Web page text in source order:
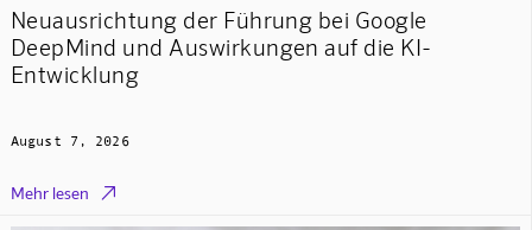
Neuausrichtung der Führung bei Google
DeepMind und Auswirkungen auf die KI-
Entwicklung
August 7, 2026
Mehr lesen 